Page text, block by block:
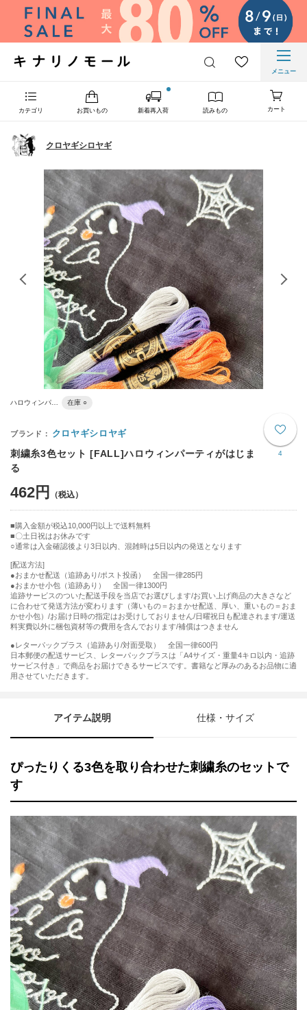
メニュー
カテゴリ お買いもの 新着再入荷 読みもの カート
クロヤギシロヤギ
ハロウィンパ… 在庫 ○
4
クロヤギシロヤギ
刺繍糸3色セット [FALL]ハロウィンパーティがはじま
る
462円
購入金額が税込10,000円以上で送料無料
〇土日祝はお休みです
○通常は入金確認後より3日以内、混雑時は5日以内の発送となります
[配送方法]
●おまかせ配送（追跡あり/ポスト投函） 全国一律285円
●おまかせ小包（追跡あり） 全国一律1300円
追跡サービスのついた配送手段を当店でお選びします/お買い上げ商品の大きさなど
に合わせて発送方法が変わります（薄いもの＝おまかせ配送、厚い、重いもの＝おま
かせ小包）/お届け日時の指定はお受けしておりません/日曜祝日も配達されます/運送
料実費以外に梱包資材等の費用を含んでおります/補償はつきません
●レターパックプラス（追跡あり/対面受取） 全国一律600円
日本郵便の配送サービス、レターパックプラスは「A4サイズ・重量4キロ以内・追跡
サービス付き」で商品をお届けできるサービスです。書籍など厚みのあるお品物に適
用させていただきます。
アイテム説明 仕様・サイズ
ぴったりくる3色を取り合わせた刺繍糸のセットで
す